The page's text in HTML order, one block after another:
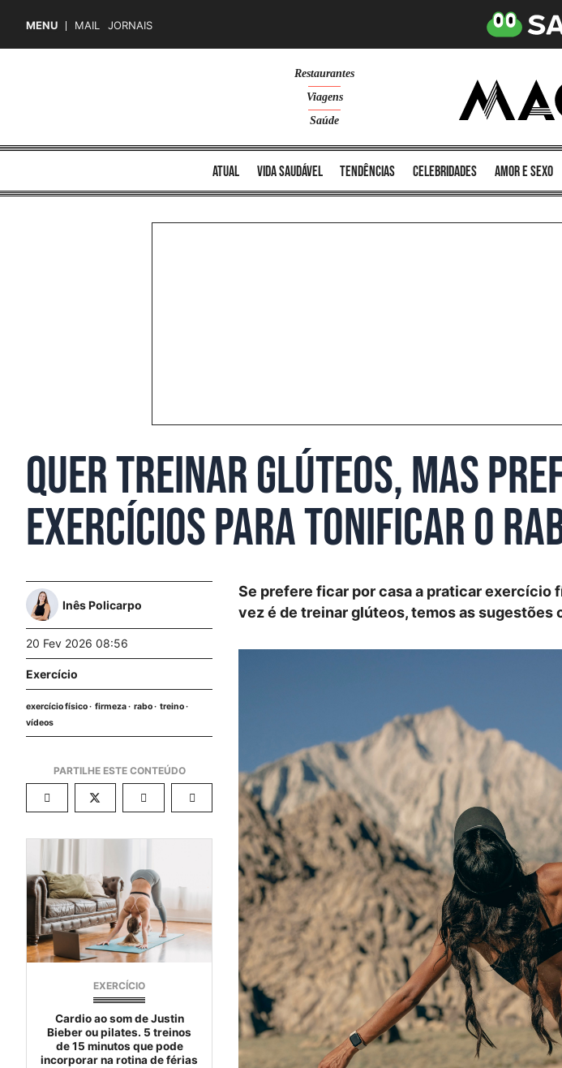
MENU MAIL JORNAIS
Restaurantes
Viagens
Saúde
atual vida saudável tendências celebridades amor e sexo
Quer treinar glúteos, mas
exercícios para tonificar o
Inês Policarpo
20 Fev 2026 08:56
Exercício
exercício físico firmeza rabo
treino
vídeos
EXERCÍCIO
Cardio ao som de Justin
Bieber ou pilates. 5 treinos
de 15 minutos que pode
incorporar na rotina de férias
Se prefere ficar por casa a praticar exercício
vez é de treinar glúteos, temos as sugestões